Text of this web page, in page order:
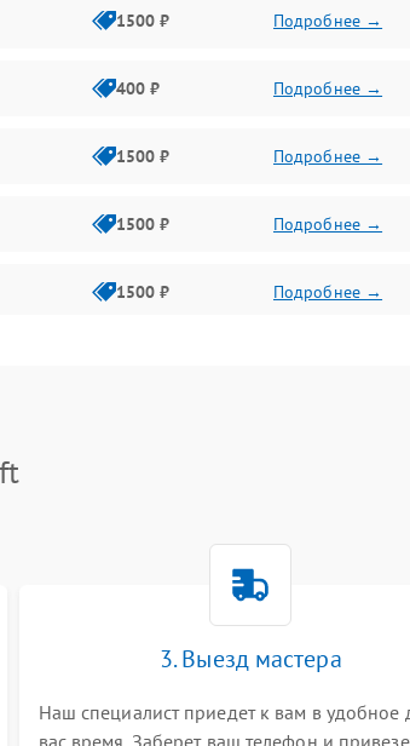
1500 ₽ Подробнее →
400 ₽ Подробнее →
1500 ₽ Подробнее →
1500 ₽ Подробнее →
1500 ₽ Подробнее →
3. Выезд мастера
Наш специалист приедет к вам в удобное
вас время. Заберет ваш телефон и